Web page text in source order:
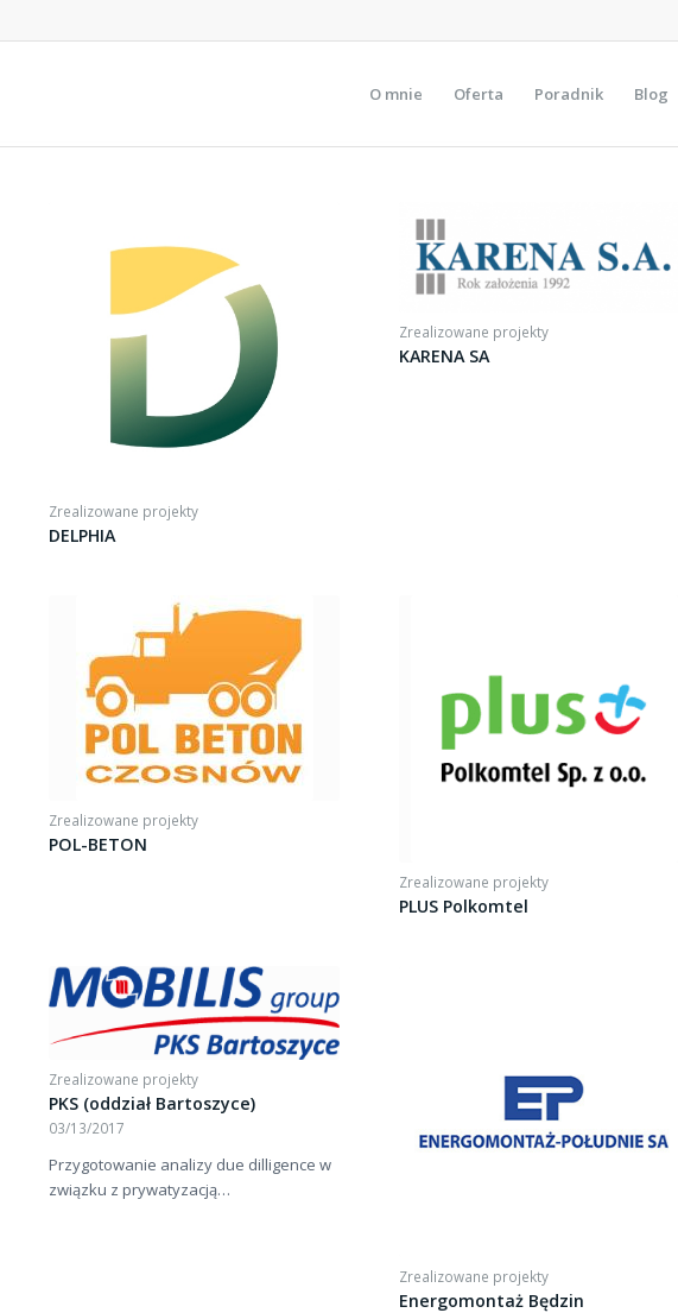
O mnie Oferta Poradnik Blog
Zrealizowane projekty
DELPHIA
Zrealizowane projekty
KARENA SA
Zrealizowane projekty
POL-BETON
Zrealizowane projekty
PLUS Polkomtel
Zrealizowane projekty
PKS (oddział Bartoszyce)
03/13/2017
Przygotowanie analizy due dilligence w
związku z prywatyzacją…
Zrealizowane projekty
Energomontaż Będzin